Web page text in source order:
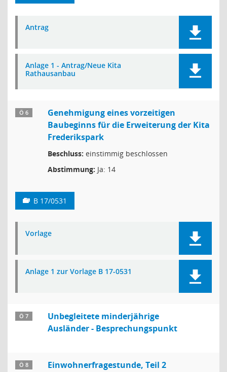
Antrag
Anlage 1 - Antrag/Neue Kita
Rathausanbau
Ö 6
Genehmigung eines vorzeitigen
Baubeginns für die Erweiterung der Kita
Frederikspark
Beschluss: einstimmig beschlossen
Abstimmung: Ja: 14
B 17/0531
Vorlage
Anlage 1 zur Vorlage B 17-0531
Ö 7
Unbegleitete minderjährige
Ausländer - Besprechungspunkt
Ö 8 Einwohnerfragestunde, Teil 2